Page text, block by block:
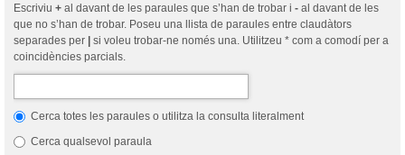
Escriviu + al davant de les paraules que s’han de trobar i - al davant de les
que no s’han de trobar. Poseu una llista de paraules entre claudàtors
separades per | si voleu trobar-ne només una. Utilitzeu * com a comodí per a
coincidències parcials.
Cerca totes les paraules o utilitza la consulta literalment
Cerca qualsevol paraula